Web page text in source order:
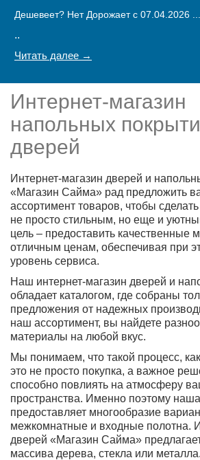
Дешевеет? Нет Дорожает c 07.04.2026 ...
..
Читать далее →
Интернет-магазин
напольных
дверей
Интернет-магазин дверей и
«Магазин Сайма» рад предложить
ассортимент товаров, чтобы
не просто стильным, но еще и
цель – предоставить качественные
отличным ценам, обеспечивая при
уровень сервиса.
Наш интернет-магазин дверей и
обладает каталогом, где собраны
предложения от надежных
наш ассортимент, вы найдете
материалы на любой вкус.
Мы понимаем, что такой процесс,
это не просто покупка, а важное
способно повлиять на атмосферу
пространства. Именно поэтому
предоставляет многообразие
межкомнатные и входные полотна.
дверей «Магазин Сайма»
массива дерева, стекла или